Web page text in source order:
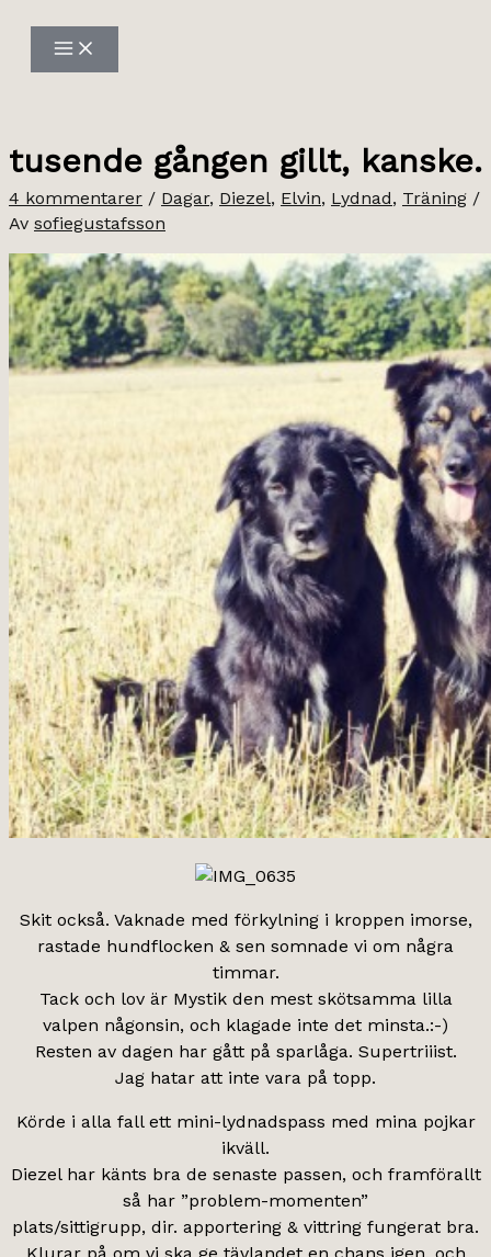
innehåll
tusende gången gillt, kanske.
4 kommentarer / Dagar, Diezel, Elvin, Lydnad, Träning /
Av sofiegustafsson
Skit också. Vaknade med förkylning i kroppen imorse,
rastade hundflocken & sen somnade vi om några
timmar.
Tack och lov är Mystik den mest skötsamma lilla
valpen någonsin, och klagade inte det minsta.:-)
Resten av dagen har gått på sparlåga. Supertriiist.
Jag hatar att inte vara på topp.
Körde i alla fall ett mini-lydnadspass med mina pojkar
ikväll.
Diezel har känts bra de senaste passen, och framförallt
så har ”problem-momenten”
plats/sittigrupp, dir. apportering & vittring fungerat bra.